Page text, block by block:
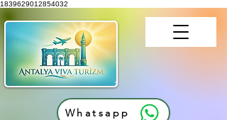
1839629012854032
Whatsapp